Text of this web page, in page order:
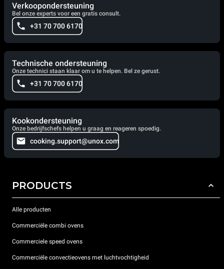
Verkoopondersteuning
Bel onze experts voor een gratis consult.
+31 70 700 6170
Technische ondersteuning
Onze technici staan klaar om u te helpen. Bel ze gerust.
+31 70 700 6170
Kookondersteuning
Onze bedrijfschefs helpen u graag en reageren spoedig.
cooking.support@unox.com
PRODUCTS
Alle producten
Commerciële combi ovens
Commerciele speed ovens
Commerciële convectieovens met luchtvochtigheid